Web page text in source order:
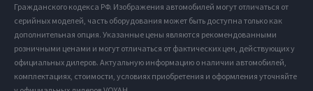
Гражданского кодекса РФ. Изображения автомобилей могут отличаться от
серийных моделей, часть оборудования может быть доступна только как
дополнительная опция. Указанные цены являются рекомендованными
розничными ценами и могут отличаться от фактических цен, действующих у
официальных дилеров. Актуальную информацию о наличии автомобилей,
комплектациях, стоимости, условиях приобретения и оформления уточняйте